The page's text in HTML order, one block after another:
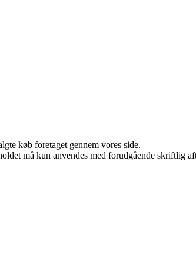
køb foretaget gennem vores side.
må kun anvendes med forudgående skriftlig